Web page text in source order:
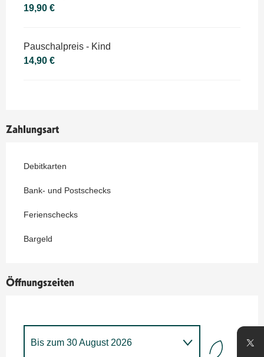
19,90 €
Pauschalpreis - Kind
14,90 €
Zahlungsart
Debitkarten
Bank- und Postschecks
Ferienschecks
Bargeld
Öffnungszeiten
Bis zum 30 August 2026